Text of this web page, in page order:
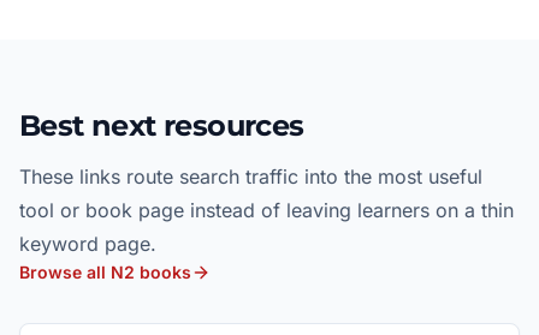
Best next resources
These links route search traffic into the most useful
tool or book page instead of leaving learners on a thin
keyword page.
Browse all N2 books